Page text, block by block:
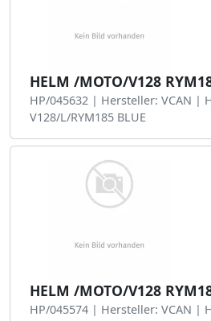
HELM /MOTO/V128
HP/045632 | Hersteller: VCAN |
V128/L/RYM185 BLUE
HELM /MOTO/V128
HP/045574 | Hersteller: VCAN |